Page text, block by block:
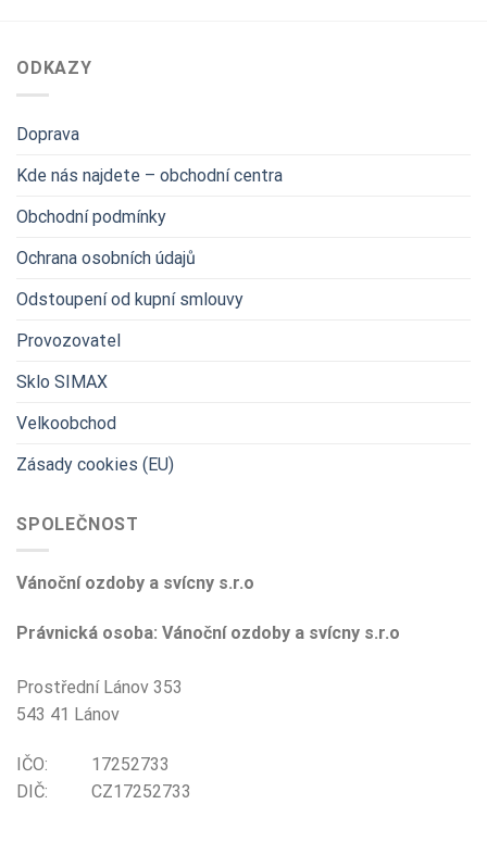
ODKAZY
Doprava
Kde nás najdete – obchodní centra
Obchodní podmínky
Ochrana osobních údajů
Odstoupení od kupní smlouvy
Provozovatel
Sklo SIMAX
Velkoobchod
Zásady cookies (EU)
SPOLEČNOST
Vánoční ozdoby a svícny s.r.o
Právnická osoba: Vánoční ozdoby a svícny s.r.o
Prostřední Lánov 353
543 41 Lánov
IČO: 17252733
DIČ: CZ17252733